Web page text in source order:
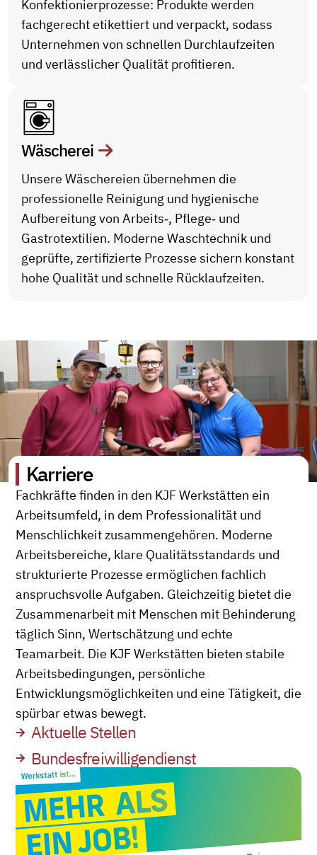
Konfektionierprozesse: Produkte werden
fachgerecht etikettiert und verpackt, sodass
Unternehmen von schnellen Durchlaufzeiten
und verlässlicher Qualität profitieren.
Wäscherei
Unsere Wäschereien übernehmen die
professionelle Reinigung und hygienische
Aufbereitung von Arbeits‑, Pflege‑ und
Gastrotextilien. Moderne Waschtechnik und
geprüfte, zertifizierte Prozesse sichern konstant
hohe Qualität und schnelle Rücklaufzeiten.
Karriere
Fachkräfte finden in den KJF Werkstätten ein
Arbeitsumfeld, in dem Professionalität und
Menschlichkeit zusammengehören. Moderne
Arbeitsbereiche, klare Qualitätsstandards und
strukturierte Prozesse ermöglichen fachlich
anspruchsvolle Aufgaben. Gleichzeitig bietet die
Zusammenarbeit mit Menschen mit Behinderung
täglich Sinn, Wertschätzung und echte
Teamarbeit. Die KJF Werkstätten bieten stabile
Arbeitsbedingungen, persönliche
Entwicklungsmöglichkeiten und eine Tätigkeit, die
spürbar etwas bewegt.
Aktuelle Stellen
Bundesfreiwilligendienst